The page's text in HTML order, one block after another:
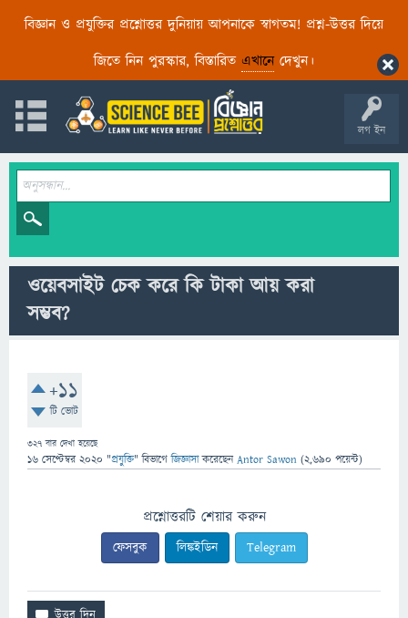
বিজ্ঞান ও প্রযুক্তির প্রশ্নোত্তর দুনিয়ায় আপনাকে স্বাগতম! প্রশ্ন-উত্তর দিয়ে
জিতে নিন পুরস্কার, বিস্তারিত এখানেদেখুন।
লগ ইন
ওয়েবসাইট চেক করে কি টাকা আয় করা
সম্ভব?
+11
টি ভোট
327 বার দেখা হয়েছে
16 সেপ্টেম্বর 2020 "প্রযুক্তি" বিভাগে জিজ্ঞাসাকরেছেনAntor Sawon (2,690 পয়েন্ট)
প্রশ্নোত্তরটি শেয়ার করুন
ফেসবুক লিঙ্কইডিন Telegram